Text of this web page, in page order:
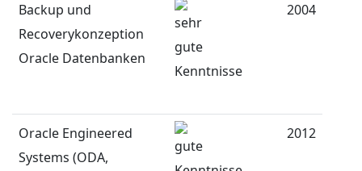
Backup und
Recoverykonzeption
Oracle Datenbanken
2004
Oracle Engineered
Systems (ODA,
2012